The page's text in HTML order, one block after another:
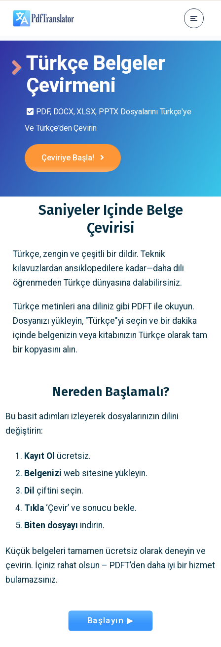
Türkçe Belgeler
Çevirmeni
PDF, DOCX, XLSX, PPTX Dosyalarını Türkçe'ye
Ve Türkçe'den Çevirin
Çeviriye Başla!
Saniyeler Içinde Belge
Çevirisi
Türkçe, zengin ve çeşitli bir dildir. Teknik
kılavuzlardan ansiklopedilere kadar—daha dili
öğrenmeden Türkçe dünyasına dalabilirsiniz.
Türkçe metinleri ana diliniz gibi PDFT ile okuyun.
Dosyanızı yükleyin, "Türkçe"yi seçin ve bir dakika
içinde belgenizin veya kitabınızın Türkçe olarak tam
bir kopyasını alın.
Nereden Başlamalı?
Bu basit adımları izleyerek dosyalarınızın dilini
değiştirin:
Kayıt Ol ücretsiz.
Belgenizi web sitesine yükleyin.
Dil çiftini seçin.
Tıkla‘Çevir’ ve sonucu bekle.
Biten dosyayı indirin.
Küçük belgeleri tamamen ücretsiz olarak deneyin ve
çevirin. İçiniz rahat olsun – PDFT’den daha iyi bir hizmet
bulamazsınız.
Başlayın ▶